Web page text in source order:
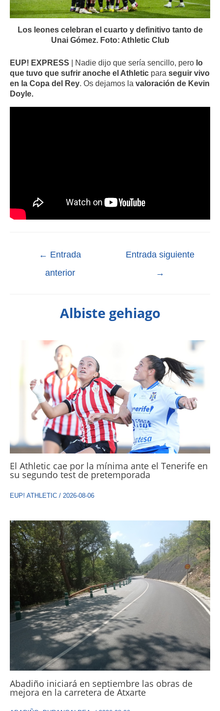
Los leones celebran el cuarto y definitivo tanto de
Unai Gómez. Foto: Athletic Club
EUP! EXPRESS | Nadie dijo que sería sencillo, pero lo
que tuvo que sufrir anoche el Athletic para seguir vivo
en la Copa del Rey . Os dejamos la valoración de Kevin
Doyle.
← Entrada
anterior
Entrada siguiente
→
Albiste gehiago
El Athletic cae por la mínima ante el Tenerife en
su segundo test de pretemporada
EUP! ATHLETIC / 2026-08-06
Abadiño iniciará en septiembre las obras de
mejora en la carretera de Atxarte